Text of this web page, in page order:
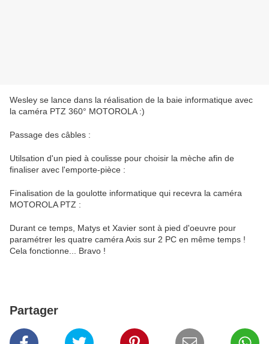
Wesley se lance dans la réalisation de la baie informatique avec
la caméra PTZ 360° MOTOROLA :)
Passage des câbles :
Utilsation d'un pied à coulisse pour choisir la mèche afin de
finaliser avec l'emporte-pièce :
Finalisation de la goulotte informatique qui recevra la caméra
MOTOROLA PTZ :
Durant ce temps, Matys et Xavier sont à pied d'oeuvre pour
paramétrer les quatre caméra Axis sur 2 PC en même temps !
Cela fonctionne... Bravo !
Partager